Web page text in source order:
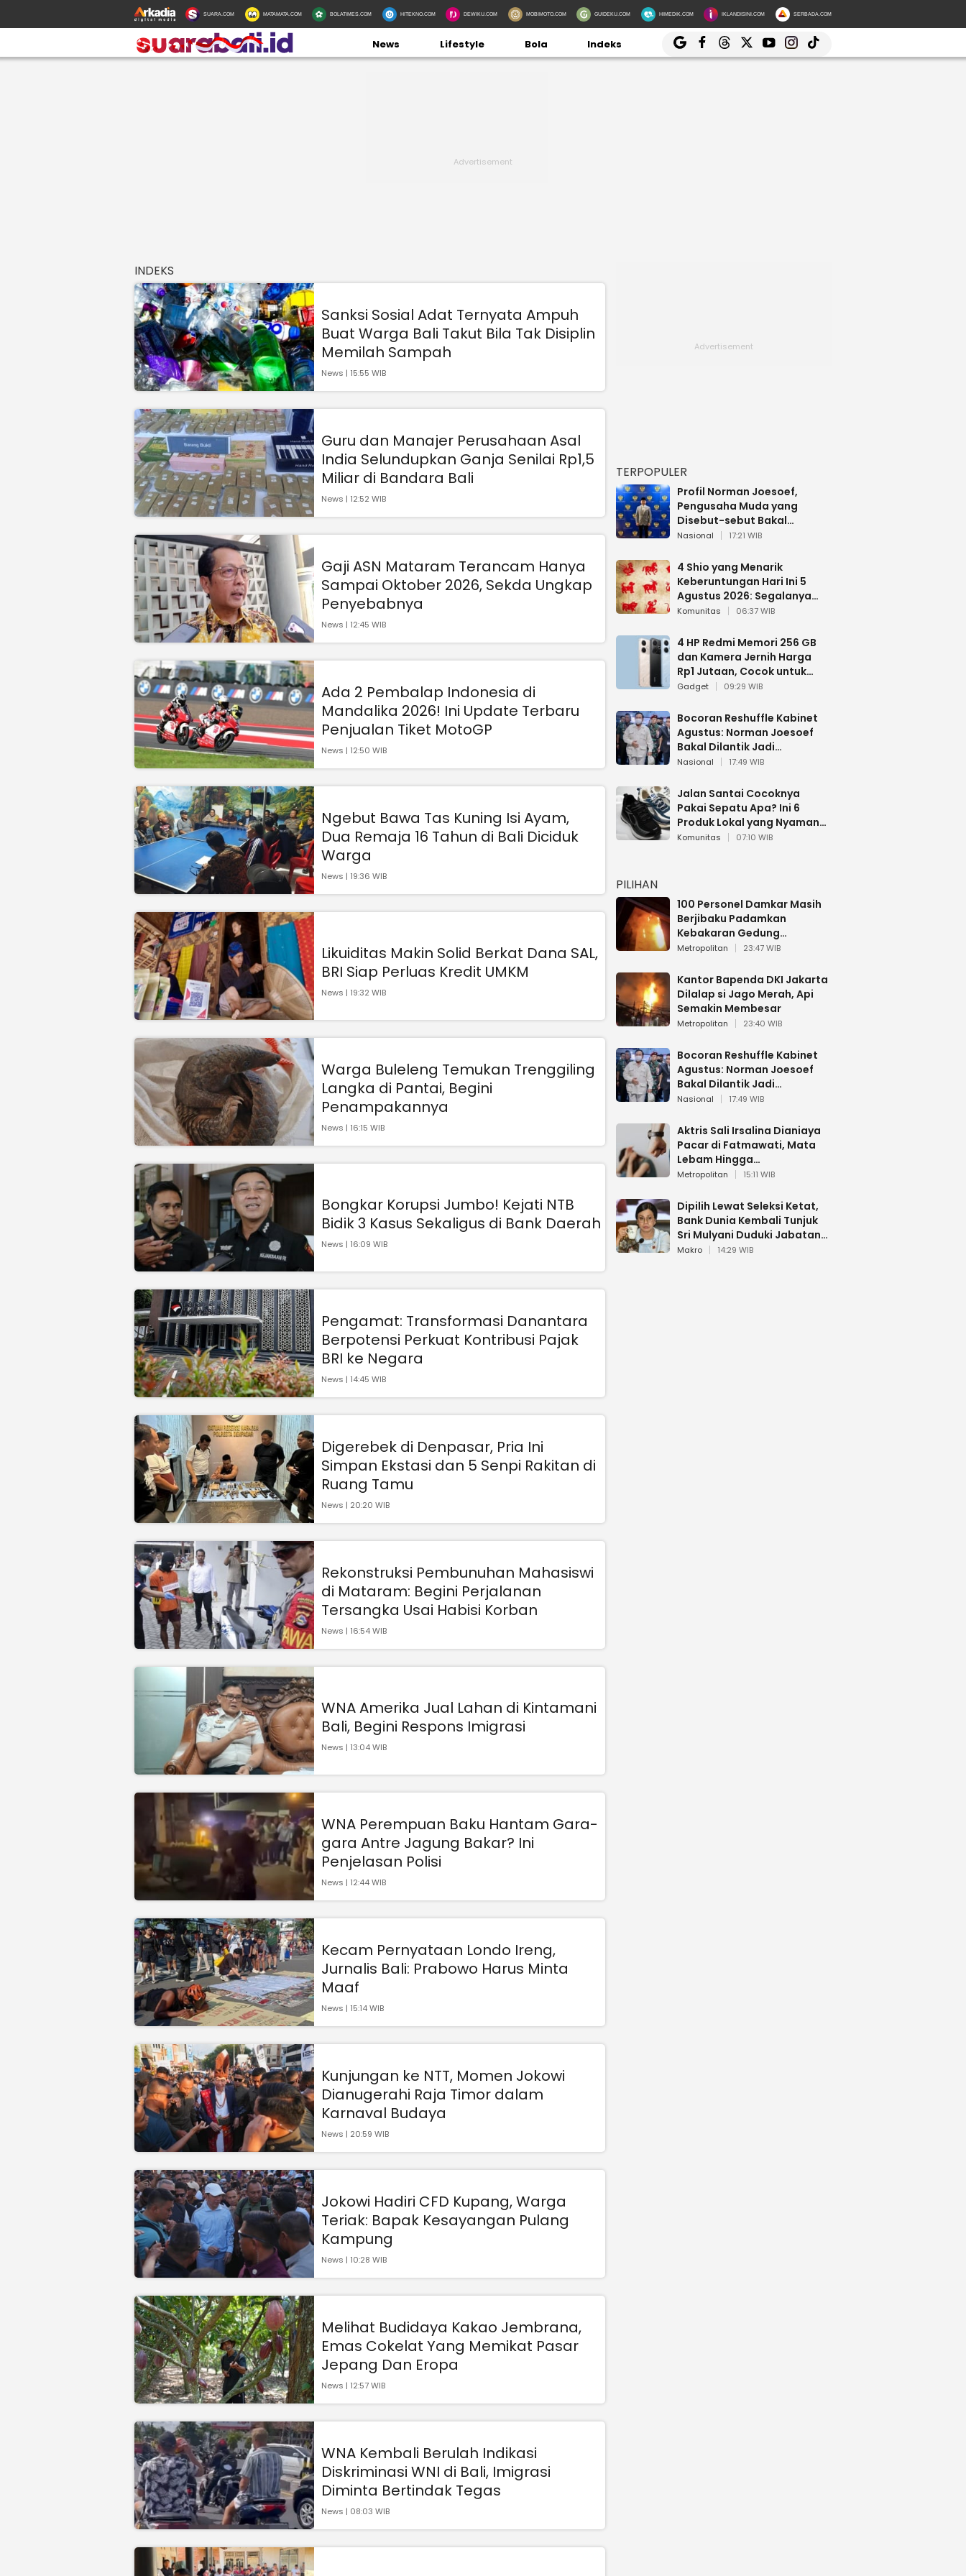
SUARA.COM MATAMATA.COM BOLATIMES.COM HITEKNO.COM DEWIKU.COM MOBIMOTO.COM GUIDEKU.COM HIMEDIK.COM IKLANDISINI.COM SERBADA.COM
News Lifestyle Bola Indeks
INDEKS
Sanksi Sosial Adat Ternyata Ampuh
Buat Warga Bali Takut Bila Tak Disiplin
Memilah Sampah
News | 15:55 WIB
Guru dan Manajer Perusahaan Asal
India Selundupkan Ganja Senilai Rp1,5
Miliar di Bandara Bali
News | 12:52 WIB
Gaji ASN Mataram Terancam Hanya
Sampai Oktober 2026, Sekda Ungkap
Penyebabnya
News | 12:45 WIB
Ada 2 Pembalap Indonesia di
Mandalika 2026! Ini Update Terbaru
Penjualan Tiket MotoGP
News | 12:50 WIB
Ngebut Bawa Tas Kuning Isi Ayam,
Dua Remaja 16 Tahun di Bali Diciduk
Warga
News | 19:36 WIB
Likuiditas Makin Solid Berkat Dana SAL,
BRI Siap Perluas Kredit UMKM
News | 19:32 WIB
Warga Buleleng Temukan Trenggiling
Langka di Pantai, Begini
Penampakannya
News | 16:15 WIB
Bongkar Korupsi Jumbo! Kejati NTB
Bidik 3 Kasus Sekaligus di Bank Daerah
News | 16:09 WIB
Pengamat: Transformasi Danantara
Berpotensi Perkuat Kontribusi Pajak
BRI ke Negara
News | 14:45 WIB
Digerebek di Denpasar, Pria Ini
Simpan Ekstasi dan 5 Senpi Rakitan di
Ruang Tamu
News | 20:20 WIB
Rekonstruksi Pembunuhan Mahasiswi
di Mataram: Begini Perjalanan
Tersangka Usai Habisi Korban
News | 16:54 WIB
WNA Amerika Jual Lahan di Kintamani
Bali, Begini Respons Imigrasi
News | 13:04 WIB
WNA Perempuan Baku Hantam Gara-
gara Antre Jagung Bakar? Ini
Penjelasan Polisi
News | 12:44 WIB
Kecam Pernyataan Londo Ireng,
Jurnalis Bali: Prabowo Harus Minta
Maaf
News | 15:14 WIB
Kunjungan ke NTT, Momen Jokowi
Dianugerahi Raja Timor dalam
Karnaval Budaya
News | 20:59 WIB
Jokowi Hadiri CFD Kupang, Warga
Teriak: Bapak Kesayangan Pulang
Kampung
News | 10:28 WIB
Melihat Budidaya Kakao Jembrana,
Emas Cokelat Yang Memikat Pasar
Jepang Dan Eropa
News | 12:57 WIB
WNA Kembali Berulah Indikasi
Diskriminasi WNI di Bali, Imigrasi
Diminta Bertindak Tegas
News | 08:03 WIB
TERPOPULER
Profil Norman Joesoef,
Pengusaha Muda yang
Disebut-sebut Bakal
Dilantik Jadi Wamenhan RI
Nasional 17:21 WIB
4 Shio yang Menarik
Keberuntungan Hari Ini 5
Agustus 2026: Segalanya
Berjalan Lancar
Komunitas 06:37 WIB
4 HP Redmi Memori 256 GB
dan Kamera Jernih Harga
Rp1 Jutaan, Cocok untuk
Multitasking
Gadget 09:29 WIB
Bocoran Reshuffle Kabinet
Agustus: Norman Joesoef
Bakal Dilantik Jadi
Wamenhan RI
Nasional 17:49 WIB
Jalan Santai Cocoknya
Pakai Sepatu Apa? Ini 6
Produk Lokal yang Nyaman
Buat 17 Agustusan
Komunitas 07:10 WIB
PILIHAN
100 Personel Damkar Masih
Berjibaku Padamkan
Kebakaran Gedung
Bapenda DKI
Metropolitan 23:47 WIB
Kantor Bapenda DKI Jakarta
Dilalap si Jago Merah, Api
Semakin Membesar
Metropolitan 23:40 WIB
Bocoran Reshuffle Kabinet
Agustus: Norman Joesoef
Bakal Dilantik Jadi
Wamenhan RI
Nasional 17:49 WIB
Aktris Sali Irsalina Dianiaya
Pacar di Fatmawati, Mata
Lebam Hingga
Diselamatkan Polantas
Metropolitan 15:11 WIB
Dipilih Lewat Seleksi Ketat,
Bank Dunia Kembali Tunjuk
Sri Mulyani Duduki Jabatan
Strategis
Makro 14:29 WIB